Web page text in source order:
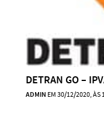
DETRAN GO –
ADMIN EM 30/12/2020, ÀS